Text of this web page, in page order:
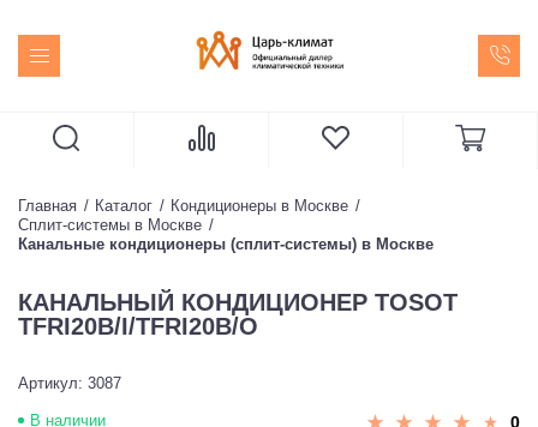
Главная Каталог
Кондиционеры в Москве
Сплит-системы в Москве
Канальные кондиционеры (сплит-системы) в Москве
КАНАЛЬНЫЙ КОНДИЦИОНЕР TOSOT
TFRI20B/I/TFRI20B/O
Артикул: 3087
В наличии 0